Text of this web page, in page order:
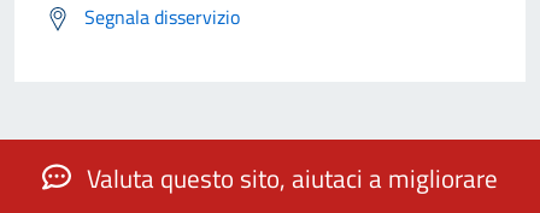
Segnala disservizio
Valuta questo sito, aiutaci a migliorare